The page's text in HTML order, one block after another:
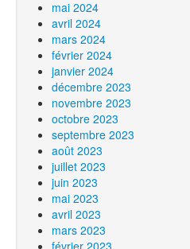
mai 2024
avril 2024
mars 2024
février 2024
janvier 2024
décembre 2023
novembre 2023
octobre 2023
septembre 2023
août 2023
juillet 2023
juin 2023
mai 2023
avril 2023
mars 2023
février 2023